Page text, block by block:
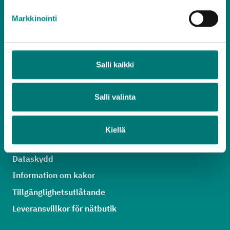
Markkinointi
Salli kaikki
Salli valinta
Kiellä
Kundtjänst
(lna/lsa)
asiakaspalvelu@rosknroll.fi
Alla kontaktuppgifter
Ge respons
Dataskydd
Information om kakor
Tillgänglighetsutlåtande
Leveransvillkor för nätbutik